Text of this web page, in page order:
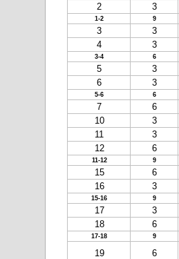
2
3
1-2 9
3 3
4
3
3-4 6
5 3
6
3
5-6 6
7 6
10
3
11
3
12
6
11-12 9
15 6
16
3
15-16 9
17 3
18
6
17-18 9
19 6